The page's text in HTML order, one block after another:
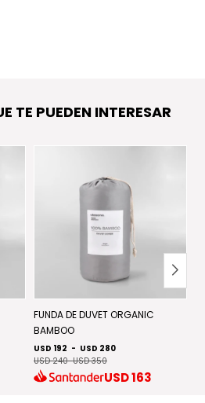
TE PUEDEN INTERESAR
FUNDA DE DUVET ORGANIC
BAMBOO
USD 192 - USD 280
USD 240-USD 350
USD163